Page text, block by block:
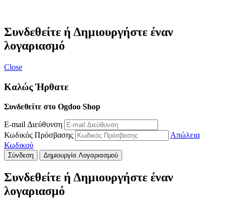
Συνδεθείτε ή Δημιουργήστε έναν
λογαριασμό
Close
Καλώς Ήρθατε
Συνδεθείτε στο Ogdoo Shop
E-mail Διεύθυνση
Κωδικός Πρόσβασης
Απώλεια
Κωδικού
Σύνδεση Δημιουργία Λογαριασμού
Συνδεθείτε ή Δημιουργήστε έναν
λογαριασμό